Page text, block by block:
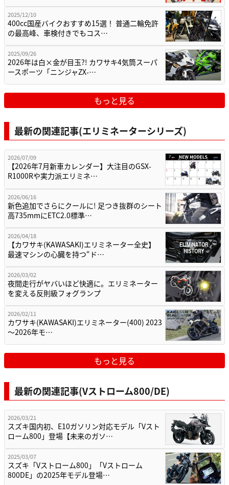
2025/12/10
400cc国産バイクおすすめ15選！ 普通二輪免許
の最高峰、車検付きでもコス…
2025/09/26
2026年は白×金が目玉?! カワサキ4気筒スーパ
ースポーツ「ニンジャZX-…
もっと見る
最新の関連記事(エリミネーターシリーズ)
2026/07/09
【2026年7月新車カレンダー】大注目のGSX-
R1000Rや実力派エリミネ…
2026/06/16
新色追加でさらにクールに! 足つき抜群のシート
高735mmにETC2.0標準…
2026/04/18
【カワサキ(KAWASAKI)エリミネーター全史】
最速マシンの心臓を持つ“ド…
2026/03/02
夜間走行がヤバいほど快適に。エリミネーター
を変える反則級フォグランプ
2026/02/11
カワサキ(KAWASAKI)エリミネーター(400) 2023
～2026年モ…
もっと見る
最新の関連記事(Vストローム800/DE)
2026/03/21
スズキ国内初、E10ガソリン対応モデル「Vスト
ローム800」登場【未来のガソ…
2025/03/07
スズキ「Vストローム800」「Vストローム
800DE」の2025年モデル登場…